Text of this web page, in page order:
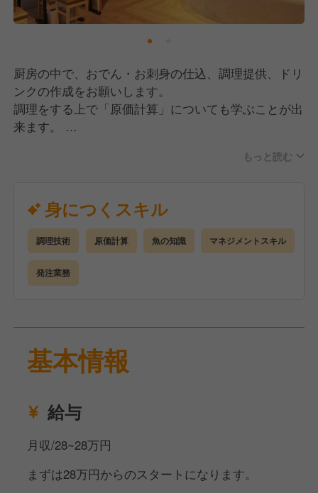
厨房の中で、おでん・お刺身の仕込、調理提供、ドリ
ンクの作成をお願いします。
調理をする上で「原価計算」についても学ぶことが出
来ます。
様から話しかけられる事もあります。
もっと読む
身につくスキル
調理技術 原価計算 魚の知識 マネジメントスキル
発注業務
基本情報
給与
月収/28~28万円
まずは28万円からのスタートになります。